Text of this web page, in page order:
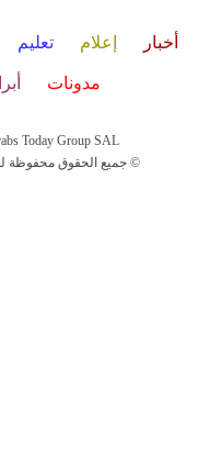
أخبار إعلام تعليم
مدونات
Today Group SAL
جميع الحقوق محفوظة لمجموعة العرب اليوم الاعلامية 2025 ©